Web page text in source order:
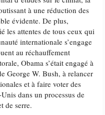
à une réduction des
évidente. De plus,
les attentes de tous ceux qui
internationale s’engage
au réchauffement
Obama s’était engagé à
George W. Bush, à relancer
et à faire voter des
dans un processus de
de serre.